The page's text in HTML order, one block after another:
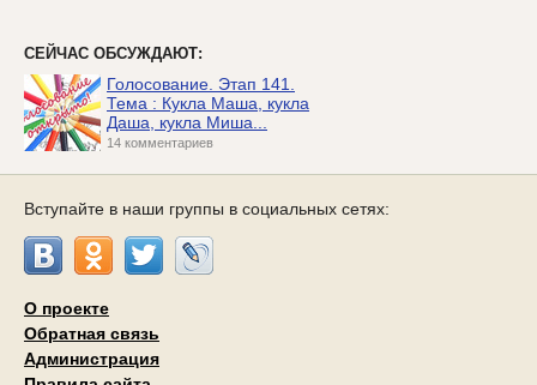
СЕЙЧАС ОБСУЖДАЮТ:
Голосование. Этап 141.
Тема : Кукла Маша, кукла
Даша, кукла Миша...
14 комментариев
Вступайте в наши группы в социальных сетях:
О проекте
Обратная связь
Администрация